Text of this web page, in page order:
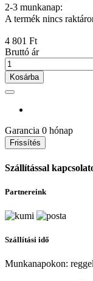
2-3 munkanap:
A termék nincs
4 801 Ft
Bruttó ár
Kosárba
Garancia 0 hónap
Szállítással
Partnereink
Szállítási idő
Munkanapokon: